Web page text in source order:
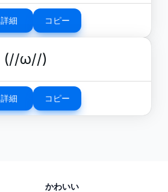
詳細 コピー
(//ω//)ゞ
詳細 コピー
かわいい